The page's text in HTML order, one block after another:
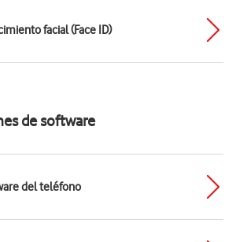
facial (Face ID)
de software
del teléfono